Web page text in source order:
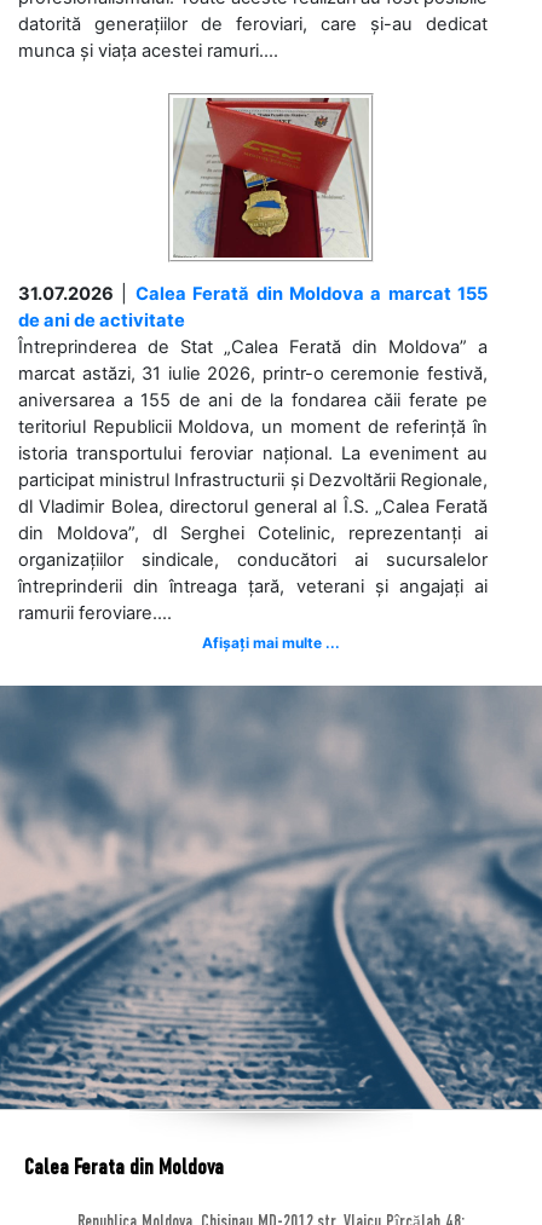
datorită generațiilor de feroviari, care și-au dedicat
munca și viața acestei ramuri....
31.07.2026
Calea Ferată din Moldova a marcat 155
de ani de activitate
Întreprinderea de Stat „Calea Ferată din Moldova” a
marcat astăzi, 31 iulie 2026, printr-o ceremonie festivă,
aniversarea a 155 de ani de la fondarea căii ferate pe
teritoriul Republicii Moldova, un moment de referință în
istoria transportului feroviar național. La eveniment au
participat ministrul Infrastructurii și Dezvoltării Regionale,
dl Vladimir Bolea, directorul general al Î.S. „Calea Ferată
din Moldova”, dl Serghei Cotelinic, reprezentanți ai
organizațiilor sindicale, conducători ai sucursalelor
întreprinderii din întreaga țară, veterani și angajați ai
ramurii feroviare....
Afișați mai multe ...
Calea Ferata din Moldova